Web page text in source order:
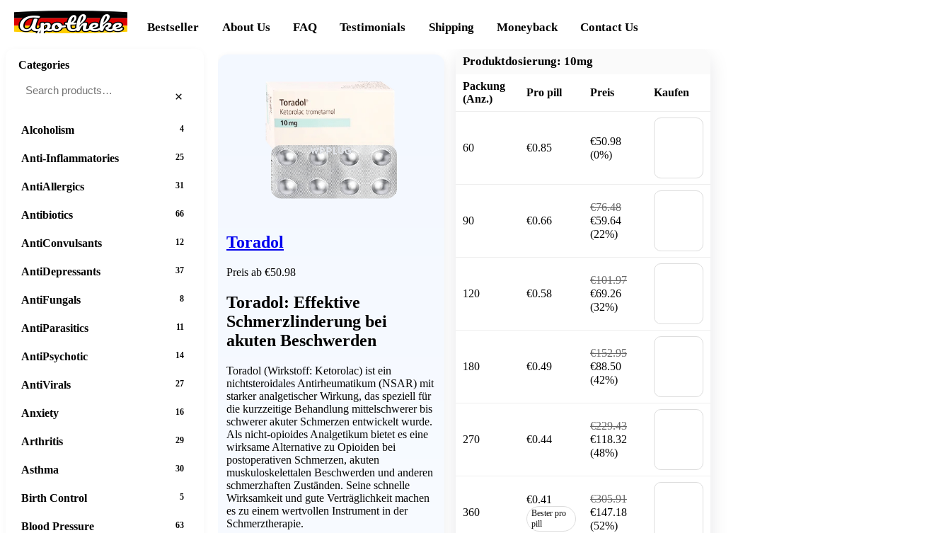
Apotheke Bestseller About Us FAQ Testimonials Shipping Moneyback Contact Us
Toradol
Preis ab €50.98
Toradol: Effektive
Schmerzlinderung bei
akuten Beschwerden
Toradol (Wirkstoff: Ketorolac) ist ein
nichtsteroidales Antirheumatikum (NSAR) mit
starker analgetischer Wirkung, das speziell für
die kurzzeitige Behandlung mittelschwerer bis
schwerer akuter Schmerzen entwickelt wurde.
Als nicht-opioides Analgetikum bietet es eine
wirksame Alternative zu Opioiden bei
postoperativen Schmerzen, akuten
muskuloskelettalen Beschwerden und anderen
schmerzhaften Zuständen. Seine schnelle
Wirksamkeit und gute Verträglichkeit machen
es zu einem wertvollen Instrument in der
Schmerztherapie.
Produktdosierung: 10mg
Packung
(Anz.)
Pro pill Preis Kaufen
60 €0.85
€50.98
(0%)
90 €0.66
€76.48
€59.64
(22%)
120 €0.58
€101.97
€69.26
(32%)
180 €0.49
€152.95
€88.50
(42%)
270 €0.44
€229.43
€118.32
(48%)
360
€0.41
Bester pro
pill
€305.91
€147.18
(52%)
Categories
×
Alcoholism 4
Anti-Inflammatories 25
AntiAllergics 31
Antibiotics 66
AntiConvulsants 12
AntiDepressants 37
AntiFungals 8
AntiParasitics 11
AntiPsychotic 14
AntiVirals 27
Anxiety 16
Arthritis 29
Asthma 30
Birth Control 5
Blood Pressure 63